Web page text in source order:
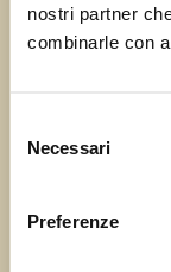
nostri partner
combinarle con
delNecessari
Preferenze
La tua email
Oggetto